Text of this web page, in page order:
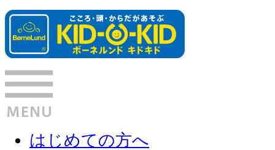
はじめての方へ